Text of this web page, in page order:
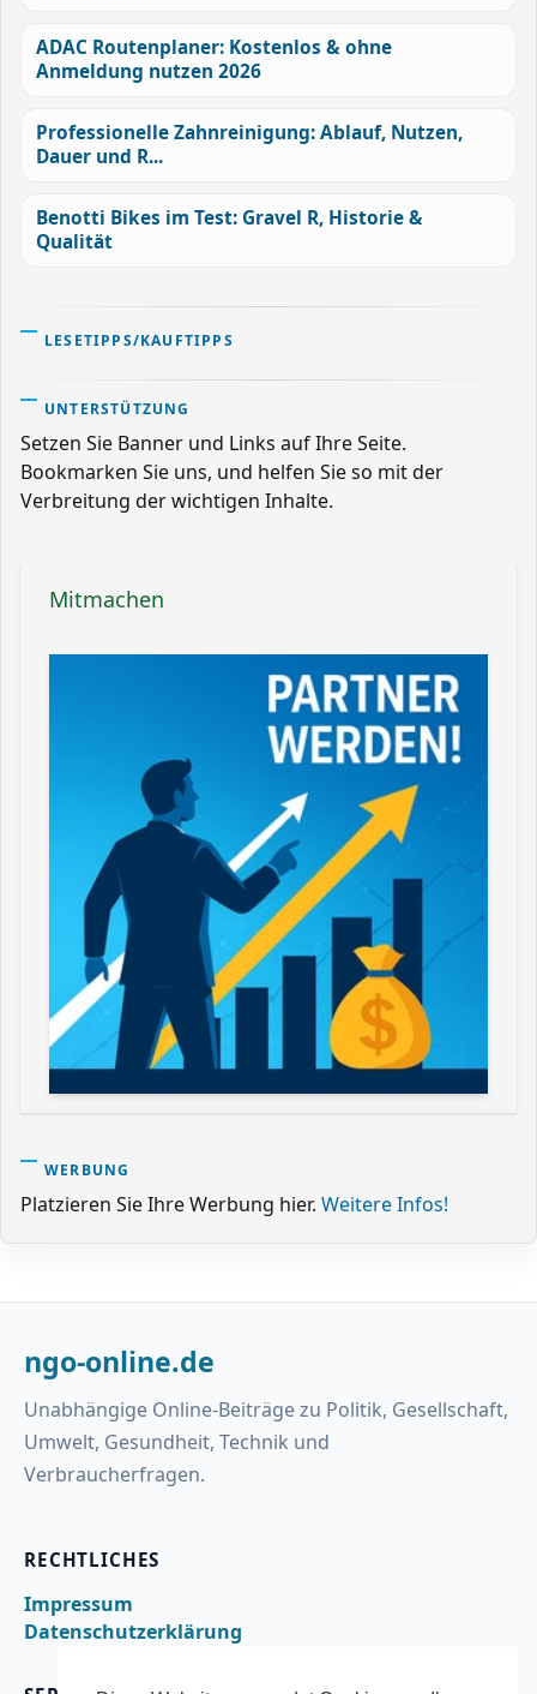
ADAC Routenplaner: Kostenlos & ohne
Anmeldung nutzen 2026
Professionelle Zahnreinigung: Ablauf, Nutzen,
Dauer und R...
Benotti Bikes im Test: Gravel R, Historie &
Qualität
LESETIPPS/KAUFTIPPS
UNTERSTÜTZUNG
Setzen Sie Banner und Links auf Ihre Seite.
Bookmarken Sie uns, und helfen Sie so mit der
Verbreitung der wichtigen Inhalte.
Mitmachen
WERBUNG
Platzieren Sie Ihre Werbung hier. Weitere Infos!
ngo-online.de
Unabhängige Online-Beiträge zu Politik, Gesellschaft,
Umwelt, Gesundheit, Technik und
Verbraucherfragen.
RECHTLICHES
Impressum
Datenschutzerklärung